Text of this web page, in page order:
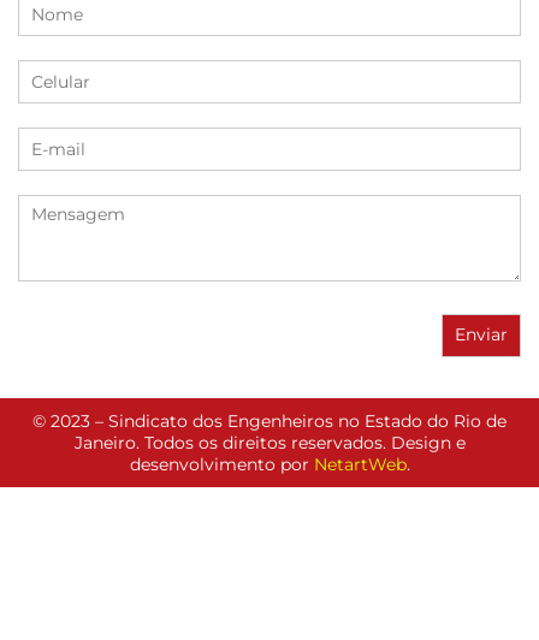
© 2023 – Sindicato dos Engenheiros no Estado do Rio de
Janeiro. Todos os direitos reservados. Design e
desenvolvimento por NetartWeb.